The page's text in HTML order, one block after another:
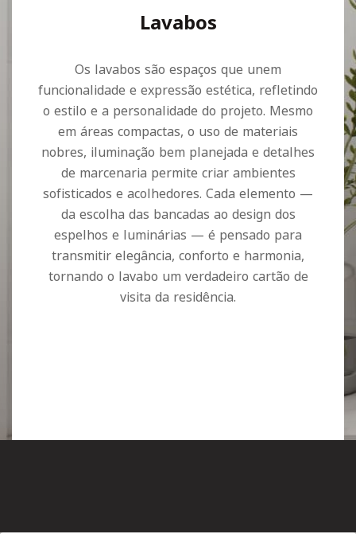
Lavabos
Os lavabos são espaços que unem
funcionalidade e expressão estética, refletindo
o estilo e a personalidade do projeto. Mesmo
em áreas compactas, o uso de materiais
nobres, iluminação bem planejada e detalhes
de marcenaria permite criar ambientes
sofisticados e acolhedores. Cada elemento —
da escolha das bancadas ao design dos
espelhos e luminárias — é pensado para
transmitir elegância, conforto e harmonia,
tornando o lavabo um verdadeiro cartão de
visita da residência.